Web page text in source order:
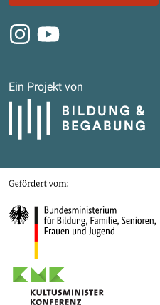
Instagram
Youtube
Ein Projekt von
Bildung und Begabung
Gefördert von
Bundesministerium für Bildung,
Kultusministerkonferenz